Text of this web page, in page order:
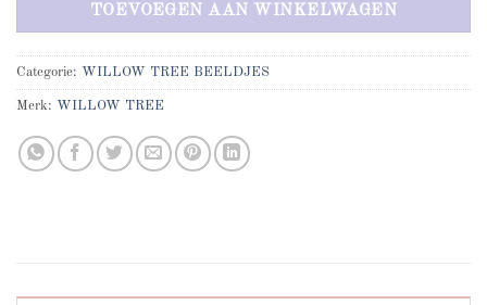
TOEVOEGEN AAN WINKELWAGEN
Categorie: WILLOW TREE BEELDJES
Merk: WILLOW TREE